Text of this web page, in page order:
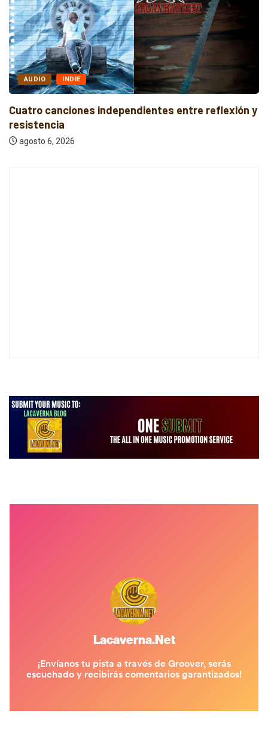
AUDIO INDIE
Cuatro canciones independientes entre reflexión y
resistencia
agosto 6, 2026